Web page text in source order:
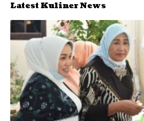
Latest Kuliner News